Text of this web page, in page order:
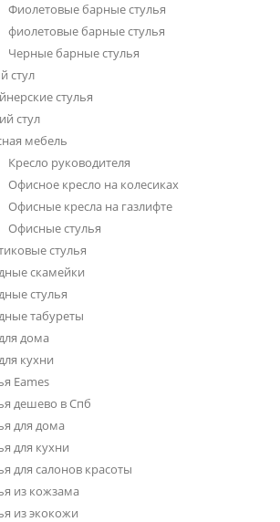
Фиолетовые барные стулья
фиолетовые барные стулья
Черные барные стулья
стул
стулья
стул
мебель
Кресло руководителя
Офисное кресло на колесиках
Офисные кресла на газлифте
Офисные стулья
стулья
скамейки
стулья
табуреты
дома
кухни
Eames
дешево в Спб
для дома
для кухни
для салонов красоты
из кожзама
из экокожи